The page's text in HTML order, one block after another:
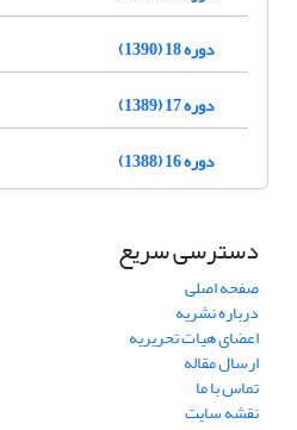
دوره 18 (1390)
دوره 17 (1389)
دوره 16 (1388)
دسترسی سریع
صفحه اصلی
درباره نشریه
اعضای هیات تحریریه
ارسال مقاله
تماس با ما
نقشه سایت